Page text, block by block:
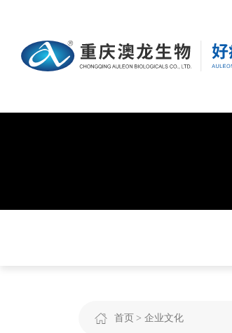
首页 企业文化